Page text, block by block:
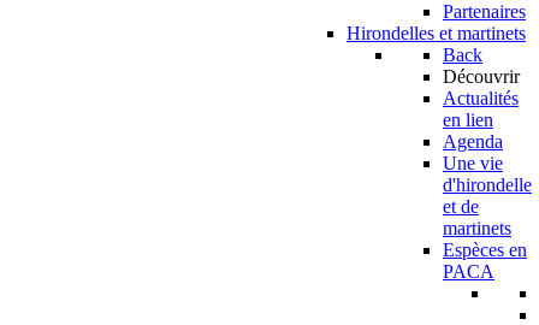
Partenaires
Hirondelles et martinets
Back
Découvrir
Actualités
en lien
Agenda
Une vie
d'hirondelle
et de
martinets
Espèces en
PACA